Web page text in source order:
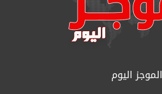
الموجز اليوم